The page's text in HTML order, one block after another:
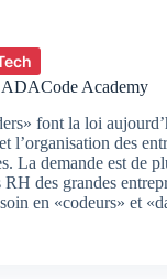
Academy
font la loi
l’organisation des
La demande est de
RH des grandes
en «codeurs» et